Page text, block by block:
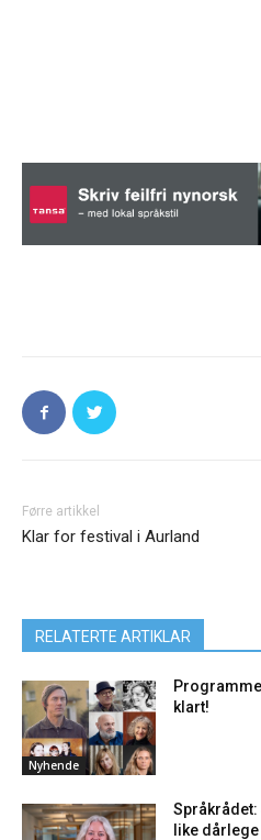
Førre artikkel
Klar for festival i Aurland
RELATERTE ARTIKLAR
Nyhende
klart!
like